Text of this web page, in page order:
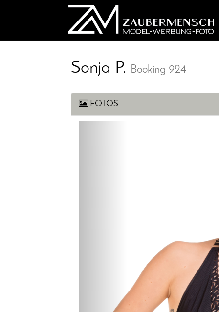
Sonja P. Booking 924
FOTOS